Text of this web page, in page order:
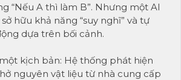
“Nếu A thì làm B”. Nhưng một AI
hữu khả năng “suy nghĩ” và tự
dựa trên bối cảnh.
kịch bản: Hệ thống phát hiện
nguyên vật liệu từ nhà cung cấp